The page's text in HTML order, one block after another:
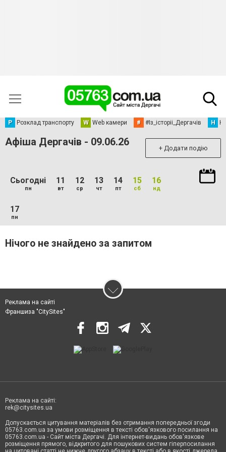
Р Розклад транспорту W Web камери # #Із_історіі_Дергачів Н
Афіша Дергачів - 09.06.26 + Додати подію
Сьогодні
пн
11
вт
12
ср
13
чт
14
пт
15
сб
16
нд
17
пн
Нічого не знайдено за запитом
Реклама на сайті
Франшиза "CitySites"
Реклама на сайті:
rek@citysites.ua
Допускається цитування матеріалів без отримання попередньої згоди
05763.com.ua за умови розміщення в тексті обов'язкового посилання на
05763.com.ua - Сайт міста Дергачі. Для інтернет-видань обов'язкове
розміщення прямого, відкритого для пошукових систем гіперпосилання